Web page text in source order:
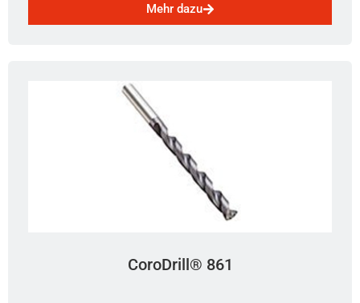
Mehr dazu
CoroDrill® 861